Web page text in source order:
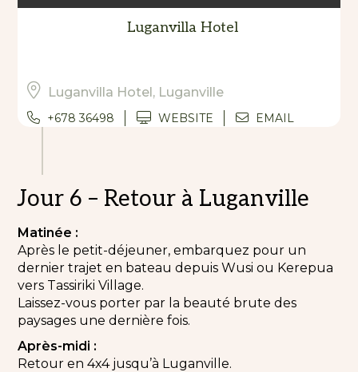
Luganvilla Hotel
Luganvilla Hotel, Luganville
+678 36498 WEBSITE EMAIL
Jour 6 – Retour à Luganville
Matinée :
Après le petit-déjeuner, embarquez pour un
dernier trajet en bateau depuis Wusi ou Kerepua
vers Tassiriki Village.
Laissez-vous porter par la beauté brute des
paysages une dernière fois.
Après-midi :
Retour en 4x4 jusqu’à Luganville.